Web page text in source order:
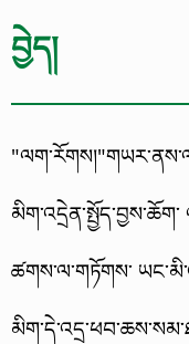
བྱེད།
ཚགས་ལ་གཏོགས་